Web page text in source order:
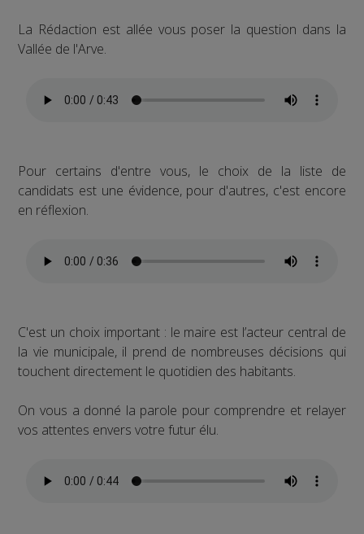
La Rédaction est allée vous poser la question dans la
Vallée de l'Arve.
Pour certains d'entre vous, le choix de la liste de
candidats est une évidence, pour d'autres, c'est encore
en réflexion.
C'est un choix important : le maire est l’acteur central de
la vie municipale, il prend de nombreuses décisions qui
touchent directement le quotidien des habitants.
On vous a donné la parole pour comprendre et relayer
vos attentes envers votre futur élu.